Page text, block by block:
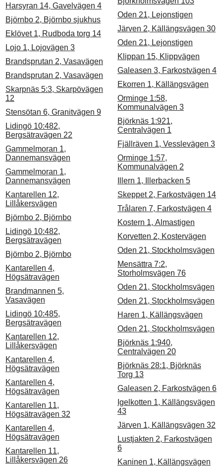
Harsyran 14, Gavelvägen 4
Björnbo 2, Björnbo sjukhus
Eklövet 1, Rudboda torg 14
Lojo 1, Lojovägen 3
Brandsprutan 2, Vasavägen
Brandsprutan 2, Vasavägen
Skarpnäs 5:3, Skarpövägen
12
Stensötan 6, Granitvägen 9
Lidingö 10:482,
Bergsätravägen 22
Gammelmoran 1,
Dannemansvägen
Gammelmoran 1,
Dannemansvägen
Kantarellen 12,
Lillåkersvägen
Björnbo 2, Björnbo
Lidingö 10:482,
Bergsätravägen
Björnbo 2, Björnbo
Kantarellen 4,
Högsätravägen
Brandmannen 5,
Vasavägen
Lidingö 10:485,
Bergsätravägen
Kantarellen 12,
Lillåkersvägen
Kantarellen 4,
Högsätravägen
Kantarellen 4,
Högsätravägen
Kantarellen 11,
Högsätravägen 32
Kantarellen 4,
Högsätravägen
Kantarellen 11,
Lillåkersvägen 26
Oden 21, Lejonstigen
Järven 2, Källängsvägen 30
Oden 21, Lejonstigen
Klippan 15, Klippvägen
Galeasen 3, Farkostvägen 4
Ekorren 1, Källängsvägen
Orminge 1:58,
Kommunalvägen 3
Björknäs 1:921,
Centralvägen 1
Fjällräven 1, Vesslevägen 3
Orminge 1:57,
Kommunalvägen 2
Illern 1, Illerbacken 5
Skeppet 2, Farkostvägen 14
Trålaren 7, Farkostvägen 4
Kostern 1, Almastigen
Korvetten 2, Kostervägen
Oden 21, Stockholmsvägen
Mensättra 7:2,
Storholmsvägen 76
Oden 21, Stockholmsvägen
Oden 21, Stockholmsvägen
Haren 1, Källängsvägen
Oden 21, Stockholmsvägen
Björknäs 1:940,
Centralvägen 20
Björknäs 28:1, Björknäs
Torg 13
Galeasen 2, Farkostvägen 6
Igelkotten 1, Källängsvägen
43
Järven 1, Källängsvägen 32
Lustjakten 2, Farkostvägen
6
Kaninen 1, Källängsvägen